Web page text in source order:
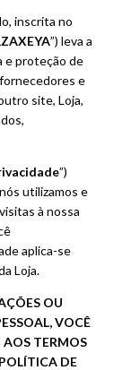
inscrita no
”) leva a
e proteção de
e
site, Loja,
”)
utilizamos e
à nossa
aplica-se
Loja.
OU
VOCÊ
AOS TERMOS
DE